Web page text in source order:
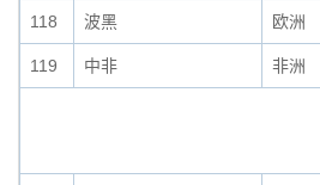
118 波黑 欧洲
119 中非 非洲